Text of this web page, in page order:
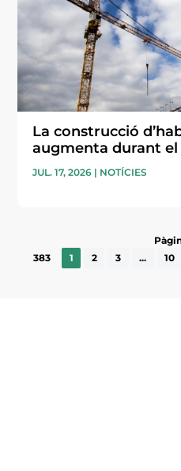
La construcció
augmenta durant el
JUL. 17, 2026 | NOTÍCIES
383
1 2 3 ... 10